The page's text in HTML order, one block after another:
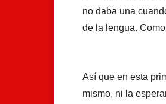
no daba una
de la lengua.
Así que en esta
mismo, ni la